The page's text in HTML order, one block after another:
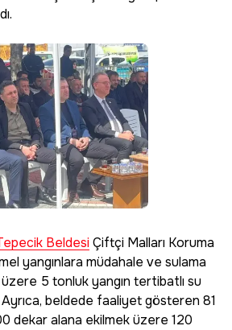
BeldesiÇiftçi Malları Koruma
yangınlara müdahale ve sulama
üzere 5 tonluk yangın tertibatlı su
beldede faaliyet gösteren 81
dekar alana ekilmek üzere 120